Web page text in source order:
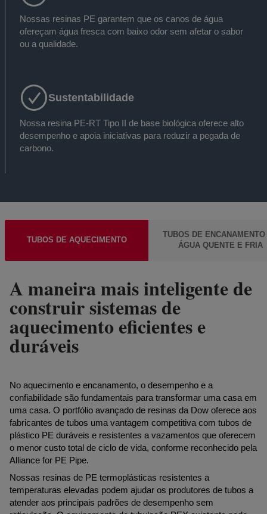
Nossas resinas PE garantem que os canos de água
ofereçam água fresca com baixo odor sem afetar o sabor
ou a qualidade.
Sustentabilidade
Nossa resina PE-RT Tipo II de base biológica oferece alto
desempenho e apoia iniciativas para reduzir a pegada de
carbono.
TUBOS DE AQUECIMENTO
TUBOS DE ENCANAMENTO
ÁGUA QUENTE E FRIA
A maneira mais inteligente de
construir sistemas de
aquecimento eficientes e
duráveis
No aquecimento e encanamento, o desempenho e a
confiabilidade são fundamentais para transformar uma casa em
uma casa. O portfólio avançado de resinas da Dow oferece aos
fabricantes de tubos uma vantagem competitiva com tubos de
plástico PE duráveis e resistentes a vazamentos que oferecem
o menor custo total de ciclo de vida, conforme reconhecido pela
Alliance for PE Pipe.
Nossas resinas de PE termoplásticas resistentes a
temperaturas elevadas podem ajudar os produtores de tubos a
atender aos principais padrões de desempenho sem